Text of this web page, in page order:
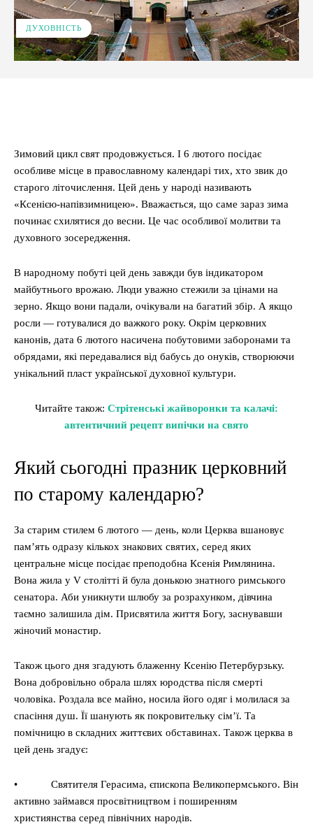
ДУХОВНІСТЬ
Зимовий цикл свят продовжується. І 6 лютого посідає
особливе місце в православному календарі тих, хто звик до
старого літочислення. Цей день у народі називають
«Ксенією-напівзимницею». Вважається, що саме зараз зима
починає схилятися до весни. Це час особливої молитви та
духовного зосередження.
В народному побуті цей день завжди був індикатором
майбутнього врожаю. Люди уважно стежили за цінами на
зерно. Якщо вони падали, очікували на багатий збір. А якщо
росли — готувалися до важкого року. Окрім церковних
канонів, дата 6 лютого насичена побутовими заборонами та
обрядами, які передавалися від бабусь до онуків, створюючи
унікальний пласт української духовної культури.
Читайте також: Стрітенські жайворонки та калачі:
автентичний рецепт випічки на свято
Який сьогодні празник церковний
по старому календарю?
За старим стилем 6 лютого — день, коли Церква вшановує
пам’ять одразу кількох знакових святих, серед яких
центральне місце посідає преподобна Ксенія Римлянина.
Вона жила у V столітті й була донькою знатного римського
сенатора. Аби уникнути шлюбу за розрахунком, дівчина
таємно залишила дім. Присвятила життя Богу, заснувавши
жіночий монастир.
Також цього дня згадують блаженну Ксенію Петербурзьку.
Вона добровільно обрала шлях юродства після смерті
чоловіка. Роздала все майно, носила його одяг і молилася за
спасіння душ. Її шанують як покровительку сім’ї. Та
помічницю в складних життєвих обставинах. Також церква в
цей день згадує:
• Святителя Герасима, єпископа Великопермського. Він
активно займався просвітництвом і поширенням
християнства серед північних народів.